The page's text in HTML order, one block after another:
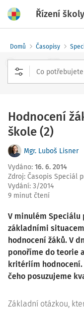
Řízení školy
Domů Časopisy
Hodnocení
škole (2)
Mgr. Luboš Lisner
Vydáno: 16. 6. 2014
Zdroj: Časopis Speciál
Vydání: 3/2014
9 minut čtení
V minulém Speciálu
základními
hodnocení žáků. V
ponoříme do teorie
kritériím hodnocení.
čeho posuzujeme
Základní otázkou,